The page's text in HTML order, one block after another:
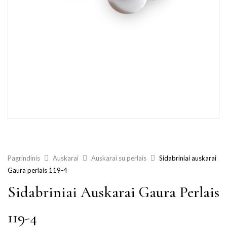
Pagrindinis Auskarai Auskarai su perlais
Sidabriniai auskarai
Gaura perlais 119-4
Sidabriniai Auskarai Gaura Perlais
119-4